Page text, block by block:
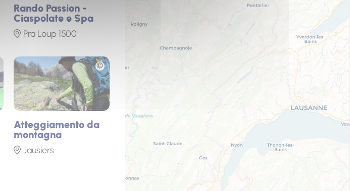
Rando Passion -
Ciaspolate e Spa
Pra Loup 1500
Atteggiamento da
montagna
Jausiers
Foto